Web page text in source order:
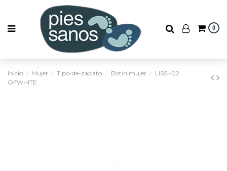
0
Inicio Mujer Tipo-de-zapato Botín mujer
LISSI-02
OFWHITE